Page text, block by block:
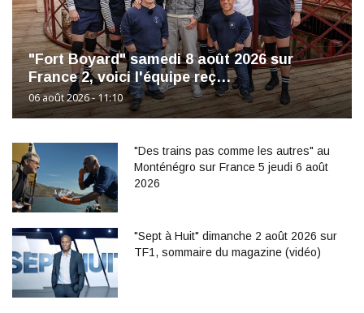
"Fort Boyard" samedi 8 août 2026 sur
France 2, voici l'équipe reç…
06 août 2026 - 11:10
"Des trains pas comme les autres" au
Monténégro sur France 5 jeudi 6 août
2026
"Sept à Huit" dimanche 2 août 2026 sur
TF1, sommaire du magazine (vidéo)